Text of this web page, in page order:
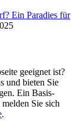
Ein Paradies für
geeignet ist?
und bieten Sie
Ein Basis-
Sie sich
.